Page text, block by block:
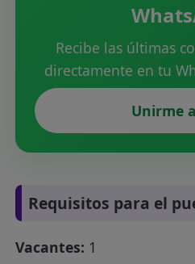
Recibe las últimas
directamente en tu
Unirme
Requisitos para el
Vacantes: 1